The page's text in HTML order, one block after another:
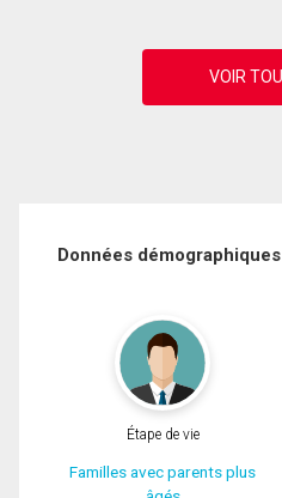
Données démographiques
Étape de vie
Familles avec parents plus